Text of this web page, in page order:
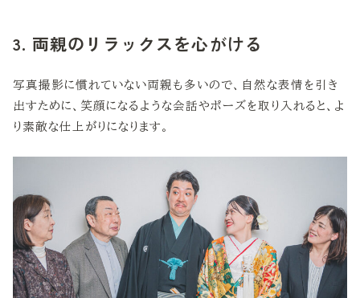
3. 両親のリラックスを心がける
写真撮影に慣れていない両親も多いので、自然な表情を引き
出すために、笑顔になるような会話やポーズを取り入れると、よ
り素敵な仕上がりになります。